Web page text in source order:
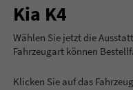
Kia K4
Wählen Sie
Fahrzeugart können
Klicken Sie auf das